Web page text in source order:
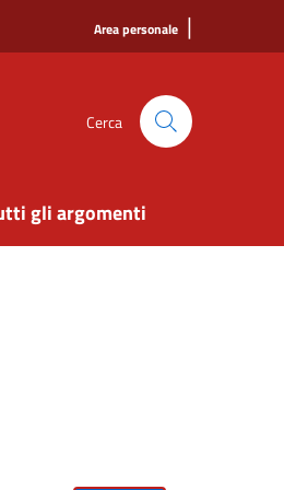
Area personale |
Cerca
gli argomenti